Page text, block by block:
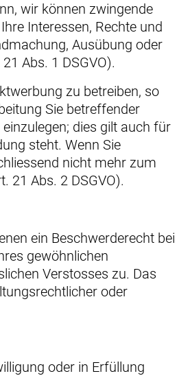
wir können zwingende
Interessen, Rechte und
Ausübung oder
Abs. 1 DSGVO).
zu betreiben, so
Sie betreffender
dies gilt auch für
steht. Wenn Sie
nicht mehr zum
21 Abs. 2 DSGVO).
ein Beschwerderecht bei
gewöhnlichen
Verstosses zu. Das
oder
oder in Erfüllung